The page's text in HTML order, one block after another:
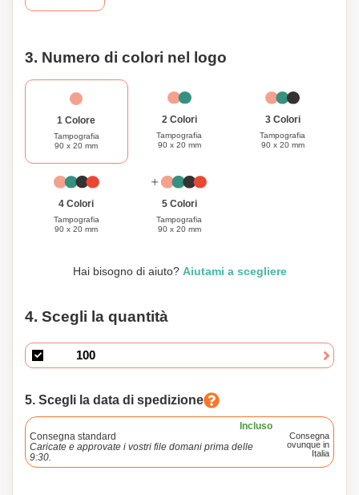
appassionato di falegnameria, un architetto o
perfetto per le tue esigenze di misurazione.
3. Numero di colori nel logo
1 Colore
Tampografia
90 x 20 mm
2 Colori
Tampografia
90 x 20 mm
3 Colori
Tampografia
90 x 20 mm
4 Colori
Tampografia
90 x 20 mm
5 Colori
Tampografia
90 x 20 mm
Hai bisogno di aiuto? Aiutami a scegliere
4. Scegli la quantità
5. Scegli la data di spedizione
Incluso
Consegna standard
Caricate e approvate i vostri file domani prima delle
9:30.
Consegna
ovunque in
Italia